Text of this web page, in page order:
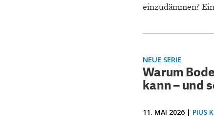
einzudämmen?
NEUE SERIE
Warum
kann – und
11. MAI 2026 | PIUS